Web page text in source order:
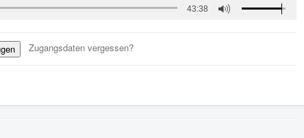
43:38
Zugangsdaten vergessen?